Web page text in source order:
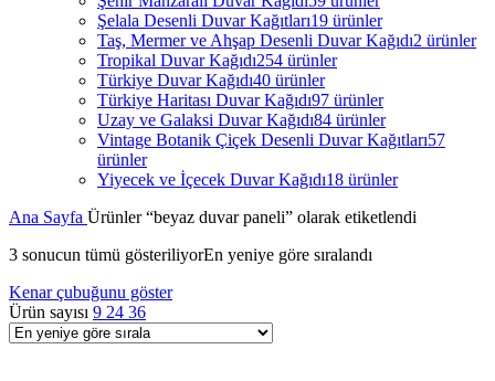
Şelala Desenli Duvar Kağıtları19 ürünler
Taş, Mermer ve Ahşap Desenli Duvar Kağıdı2 ürünler
Tropikal Duvar Kağıdı254 ürünler
Türkiye Duvar Kağıdı40 ürünler
Türkiye Haritası Duvar Kağıdı97 ürünler
Uzay ve Galaksi Duvar Kağıdı84 ürünler
Vintage Botanik Çiçek Desenli Duvar Kağıtları57
ürünler
Yiyecek ve İçecek Duvar Kağıdı18 ürünler
Ana Sayfa Ürünler “beyaz duvar paneli” olarak etiketlendi
3 sonucun tümü gösteriliyorEn yeniye göre sıralandı
Kenar çubuğunu göster
Ürün sayısı 9 24 36